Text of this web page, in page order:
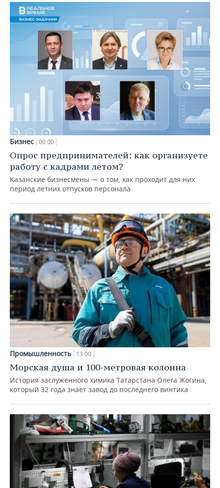
Бизнес 00:00
Опрос предпринимателей: как организуете
работу с кадрами летом?
Казанские бизнесмены — о том, как проходит для них
период летних отпусков персонала
Промышленность 13:00
Морская душа и 100-метровая колонна
История заслуженного химика Татарстана Олега Жогина,
который 32 года знает завод до последнего винтика